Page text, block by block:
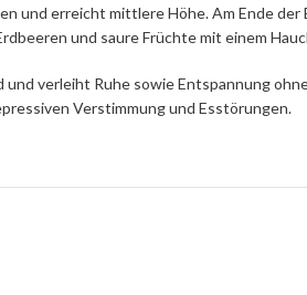
und erreicht mittlere Höhe. Am Ende
und saure Früchte mit einem
verleiht Ruhe sowie Entspannung
Verstimmung und Esstörungen.